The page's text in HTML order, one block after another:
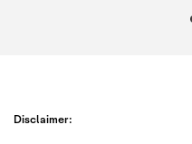
Disclaimer: